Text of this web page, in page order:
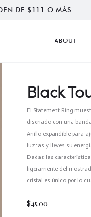
DE $111 O MÁS
ABOUT
Black
El Statement Ring
diseñado con una
Anillo expandible para
luzcas y lleves su
Dadas las
ligeramente del
cristal es único por lo
$45.00